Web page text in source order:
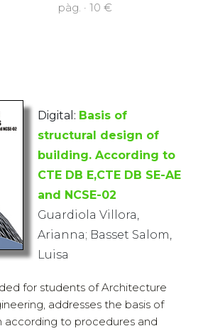
pàg. · 10 €
Digital: Basis of
structural design of
building. According to
CTE DB E,CTE DB SE-AE
and NCSE-02
Guardiola Villora,
Arianna; Basset Salom,
Luisa
for students of Architecture
addresses the basis of
according to procedures and